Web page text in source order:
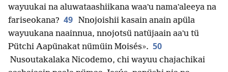
wayuukai na aluwataashiikana waaʼu namaʼaleeya na
fariseokana? 49 Nnojoishii kasain anain apüla
wayuukana naainnua, nnojotsü natüjaain aaʼu tü
Pütchi Aapünakat nümüin Moisés». 50
Nusoutakalaka Nicodemo, chi wayuu chajachikai